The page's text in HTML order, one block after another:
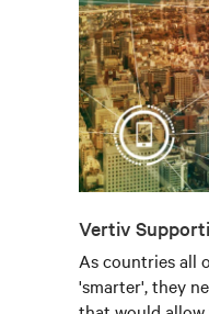
Vertiv
As countries all
'smarter', they